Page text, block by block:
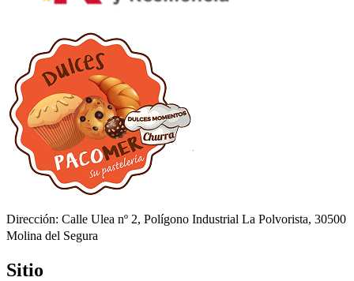
Dirección: Calle Ulea nº 2, Polígono Industrial La Polvorista, 30500
Molina del Segura
Sitio